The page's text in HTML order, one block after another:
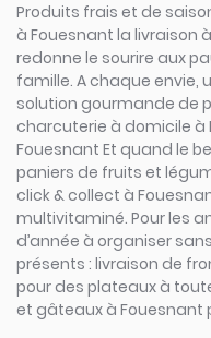
Produits frais et de
à Fouesnant la livraison
redonne le sourire aux
famille. A chaque envie,
solution gourmande de
charcuterie à domicile à
Fouesnant Et quand le
paniers de fruits et
click & collect à
multivitaminé. Pour les
d’année à organiser
présents : livraison de
pour des plateaux à
et gâteaux à Fouesnant